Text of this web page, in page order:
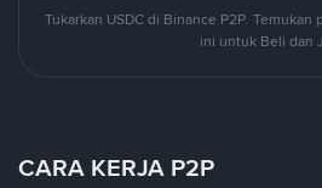
Tukarkan USDC di Binance P2P.
ini untuk Beli dan
CARA KERJA P2P